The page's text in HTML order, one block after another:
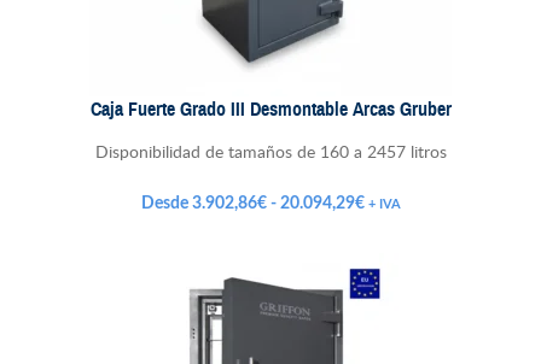
Caja Fuerte Grado III Desmontable Arcas Gruber
Disponibilidad de tamaños de 160 a 2457 litros
Desde3.902,86€-20.094,29€Rango
desde
3.902,86€
+ IVA